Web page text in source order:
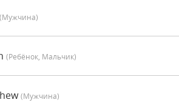
(мужчина)
(Ребёнок, Мальчик)
(мужчина)